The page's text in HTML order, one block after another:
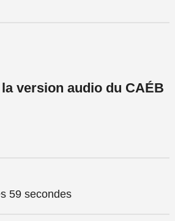
version audio du CAÉB
59 secondes